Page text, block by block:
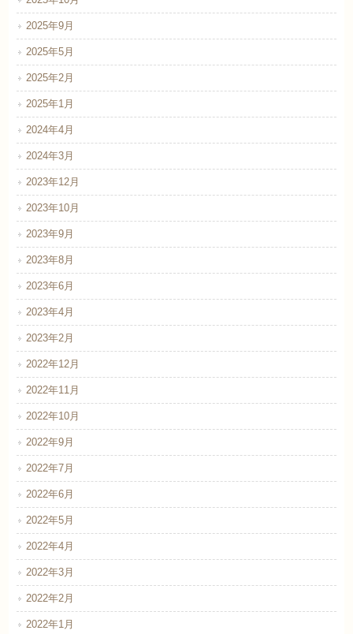
2025年9月
2025年5月
2025年2月
2025年1月
2024年4月
2024年3月
2023年12月
2023年10月
2023年9月
2023年8月
2023年6月
2023年4月
2023年2月
2022年12月
2022年11月
2022年10月
2022年9月
2022年7月
2022年6月
2022年5月
2022年4月
2022年3月
2022年2月
2022年1月